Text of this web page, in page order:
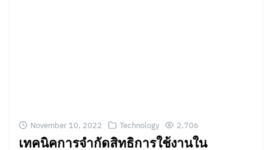
November 10, 2022 Technology 2,706
เทคนิคการจำกัดสิทธิการใช้งานใน